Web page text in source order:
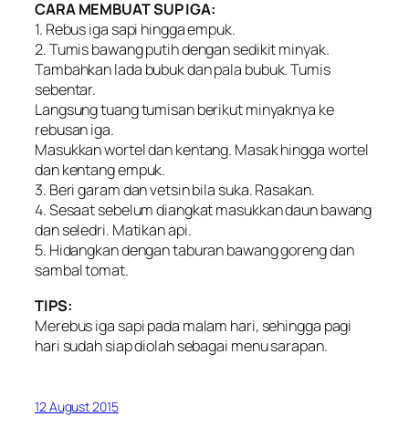
CARA MEMBUAT SUP IGA:
1. Rebus iga sapi hingga empuk.
2. Tumis bawang putih dengan sedikit minyak.
Tambahkan lada bubuk dan pala bubuk. Tumis
sebentar.
Langsung tuang tumisan berikut minyaknya ke
rebusan iga.
Masukkan wortel dan kentang. Masak hingga wortel
dan kentang empuk.
3. Beri garam dan vetsin bila suka. Rasakan.
4. Sesaat sebelum diangkat masukkan daun bawang
dan seledri. Matikan api.
5. Hidangkan dengan taburan bawang goreng dan
sambal tomat.
TIPS:
Merebus iga sapi pada malam hari, sehingga pagi
hari sudah siap diolah sebagai menu sarapan.
12 August 2015